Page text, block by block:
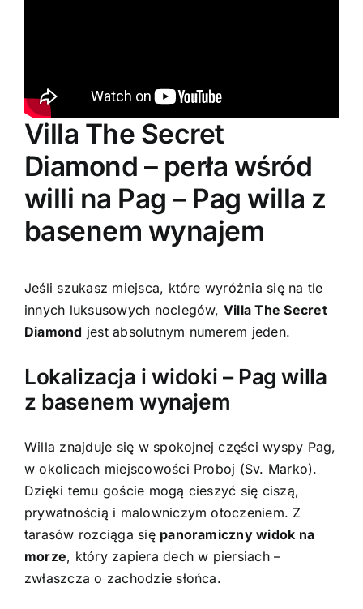
Villa The Secret
Diamond – perła wśród
willi na Pag – Pag willa z
basenem wynajem
Jeśli szukasz miejsca, które wyróżnia się na tle
innych luksusowych noclegów, Villa The Secret
Diamond jest absolutnym numerem jeden.
Lokalizacja i widoki – Pag willa
z basenem wynajem
Willa znajduje się w spokojnej części wyspy Pag,
w okolicach miejscowości Proboj (Sv. Marko).
Dzięki temu goście mogą cieszyć się ciszą,
prywatnością i malowniczym otoczeniem. Z
tarasów rozciąga się panoramiczny widok na
morze, który zapiera dech w piersiach –
zwłaszcza o zachodzie słońca.